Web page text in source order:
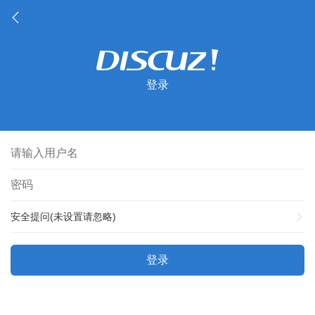
登录
安全提问(未设置请忽略)
登录